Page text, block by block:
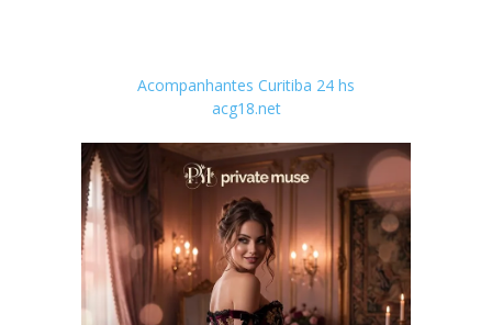
Acompanhantes Curitiba 24 hs
acg18.net